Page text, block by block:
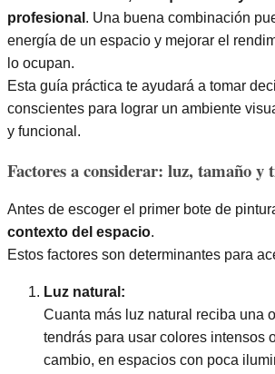
profesional . Una buena combinación
energía de un espacio y mejorar el
lo ocupan.
Esta guía práctica te ayudará a tomar
conscientes para lograr un ambiente
y funcional.
Factores a considerar: luz, tamaño y
Antes de escoger el primer bote de
contexto del espacio.
Estos factores son determinantes para
Luz natural:
Cuanta más luz natural reciba una
tendrás para usar colores intensos
cambio, en espacios con poca